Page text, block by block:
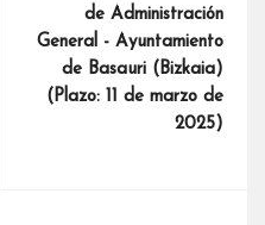
de Administración
General - Ayuntamiento
de Basauri (Bizkaia)
(Plazo: 11 de marzo de
2025)